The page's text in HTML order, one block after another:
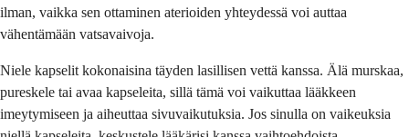
ilman, vaikka sen ottaminen aterioiden yhteydessä voi auttaa
vähentämään vatsavaivoja.
Niele kapselit kokonaisina täyden lasillisen vettä kanssa. Älä murskaa,
pureskele tai avaa kapseleita, sillä tämä voi vaikuttaa lääkkeen
imeytymiseen ja aiheuttaa sivuvaikutuksia. Jos sinulla on vaikeuksia